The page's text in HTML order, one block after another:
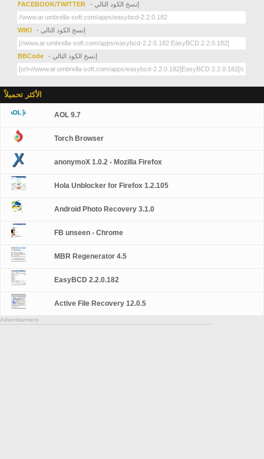
FACEBOOK/TWITTER - إنسخ الكود التالي
WIKI - إنسخ الكود التالي
BBCode - إنسخ الكود التالي
الأكثر تحميلاً
AOL 9.7
Torch Browser
anonymoX 1.0.2 - Mozilla Firefox
Hola Unblocker for Firefox 1.2.105
Android Photo Recovery 3.1.0
FB unseen - Chrome
MBR Regenerator 4.5
EasyBCD 2.2.0.182
Active File Recovery 12.0.5
Advertisement